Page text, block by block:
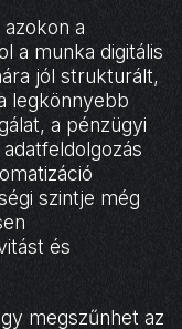
a
a munka digitális
jól strukturált,
legkönnyebb
a pénzügyi
szintje még
és
megszűnhet az